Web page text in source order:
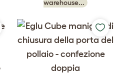
warehouse...